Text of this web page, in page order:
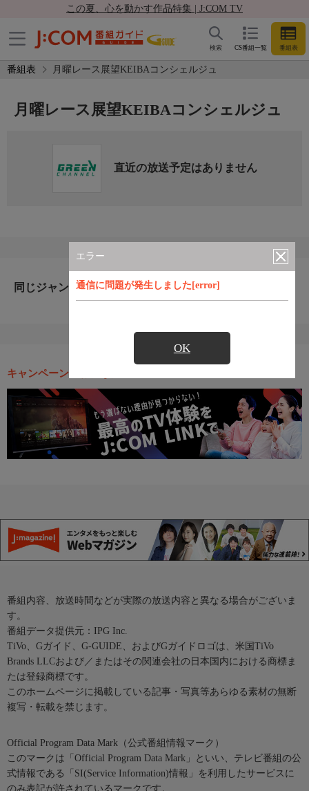
この夏、心を動かす作品特集 | J:COM TV
CS番組一覧 番組表
検索
番組表 月曜レース展望KEIBAコンシェルジュ
エラー
通信に問題が発生しました[error]
OK
月曜レース展望KEIBAコンシェルジュ
直近の放送予定はありません
同じジャンルのおすすめ番組
キャンペーン・お得な情報
番組内容、放送時間などが実際の放送内容と異なる場合がございま
す。
番組データ提供元：IPG Inc.
TiVo、Gガイド、G-GUIDE、およびGガイドロゴは、米国TiVo
Brands LLCおよび／またはその関連会社の日本国内における商標ま
たは登録商標です。
このホームページに掲載している記事・写真等あらゆる素材の無断
複写・転載を禁じます。
Official Program Data Mark（公式番組情報マーク）
このマークは「Official Program Data Mark」といい、テレビ番組の公
式情報である「SI(Service Information)情報」を利用したサービスに
のみ表記が許されているマークです。